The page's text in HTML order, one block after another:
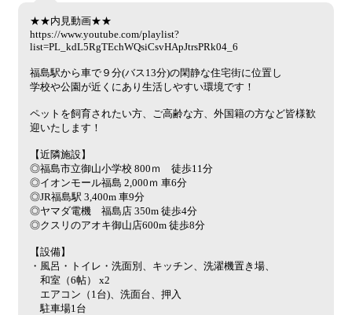
★★内見動画★★
https://www.youtube.com/playlist?
list=PL_kdL5RgTEchWQsiCsvHApJtrsPRk04_6
福島駅から車で９分(バス13分)の閑静な住宅街に位置し
学校や公園が近くにあり生活しやすい環境です！
ペットを飼育されたい方、ご高齢な方、外国籍の方など皆様歓
迎いたします！
【近隣施設】
◎福島市立御山小学校 800ｍ 徒歩11分
◎イオンモール福島 2,000ｍ 車6分
◎JR福島駅 3,400m 車9分
◎ヤマダ電機 福島店 350m 徒歩4分
◎クスリのアオキ御山店600m 徒歩8分
【設備】
・風呂・トイレ・洗面別、キッチン、洗濯機置き場、
和室（6帖） x2
エアコン（1台)、洗面台、押入
駐車場1台